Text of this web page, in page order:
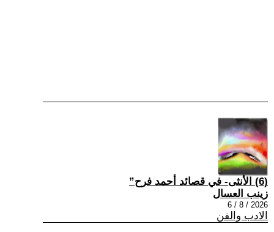
(6) الأنثى- في قصائد أحمد فرح”
زينب العسال
2026 / 8 / 6
الادب والفن